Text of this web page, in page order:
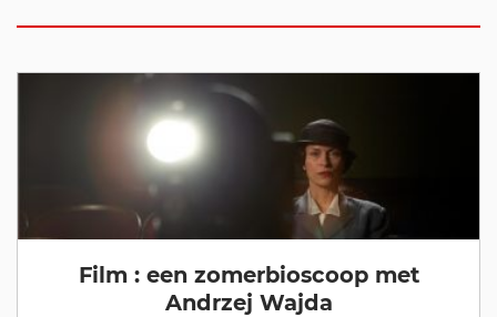
Film : een zomerbioscoop met
Andrzej Wajda